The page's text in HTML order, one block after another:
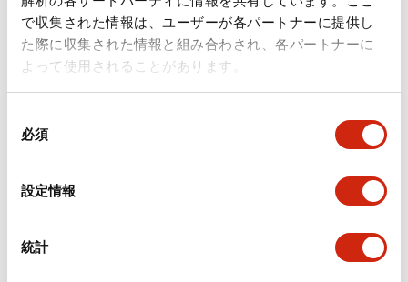
で収集された情報は、ユーザーが各パートナーに提供し
た際に収集された情報と組み合わされ、各パートナーに
よって使用されることがあります。
必須
設定情報
統計
ドキュメントとファイル
カタログ 規格・認証 技術文書
5年4月版）（日本語）
2026/04/09